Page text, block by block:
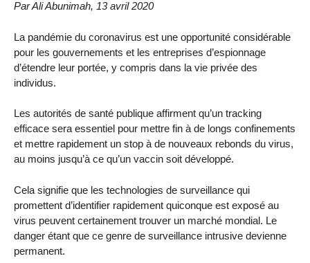
Par Ali Abunimah, 13 avril 2020
La pandémie du coronavirus est une opportunité considérable
pour les gouvernements et les entreprises d’espionnage
d’étendre leur portée, y compris dans la vie privée des
individus.
Les autorités de santé publique affirment qu’un tracking
efficace sera essentiel pour mettre fin à de longs confinements
et mettre rapidement un stop à de nouveaux rebonds du virus,
au moins jusqu’à ce qu’un vaccin soit développé.
Cela signifie que les technologies de surveillance qui
promettent d’identifier rapidement quiconque est exposé au
virus peuvent certainement trouver un marché mondial. Le
danger étant que ce genre de surveillance intrusive devienne
permanent.